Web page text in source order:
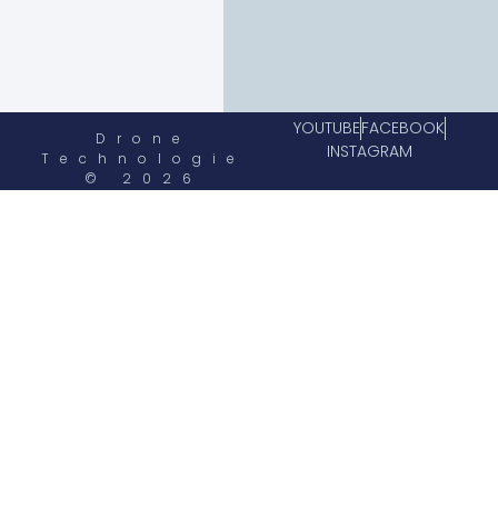
Drone
Technologie
© 2026
YOUTUBEFACEBOOK
INSTAGRAM